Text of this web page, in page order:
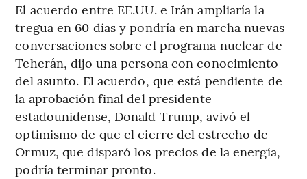
El acuerdo entre EE.UU. e Irán ampliaría la
tregua en 60 días y pondría en marcha nuevas
conversaciones sobre el programa nuclear de
Teherán, dijo una persona con conocimiento
del asunto. El acuerdo, que está pendiente de
la aprobación final del presidente
estadounidense, Donald Trump, avivó el
optimismo de que el cierre del estrecho de
Ormuz, que disparó los precios de la energía,
podría terminar pronto.